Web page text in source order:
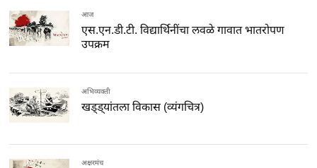
आज
एस.एन.डी.टी. विद्यार्थिनींचा लवळे गावात भातरोपण
उपक्रम
अभिव्यक्ती
खड्ड्यांतला विकास (व्यंगचित्र)
अक्षरमंच